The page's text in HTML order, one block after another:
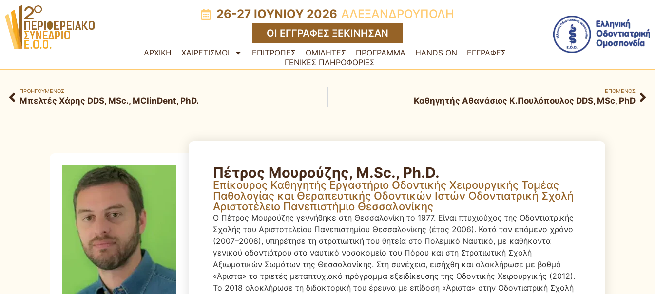
26-27 ΙΟΥΝΙΟΥ 2026 ΑΛΕΞΑΝΔΡΟΥΠΟΛΗ
ΟΙ ΕΓΓΡΑΦΕΣ ΞΕΚΙΝΗΣΑΝ
ΑΡΧΙΚΗ ΧΑΙΡΕΤΙΣΜΟΙ ΕΠΙΤΡΟΠΕΣ ΟΜΙΛΗΤΕΣ ΠΡΟΓΡΑΜΜΑ HANDS ON
ΕΓΓΡΑΦΕΣ
ΓΕΝΙΚΕΣ ΠΛΗΡΟΦΟΡΙΕΣ
ΠΡΟΗΓΟΥΜΕΝΟΣ
Μπελτές Χάρης DDS, MSc., MClinDent, PhD.
ΕΠΟΜΕΝΟΣ
Καθηγητής Αθανάσιος Κ.Πουλόπουλος DDS, MSc, PhD
Πέτρος Μουρούζης, M.Sc., Ph.D.
Επίκουρος Καθηγητής Εργαστήριο Οδοντικής Χειρουργικής Τομέας
Παθολογίας και Θεραπευτικής Οδοντικών Ιστών Οδοντιατρική Σχολή
Αριστοτέλειο Πανεπιστήμιο Θεσσαλονίκης
Ο Πέτρος Μουρούζης γεννήθηκε στη Θεσσαλονίκη το 1977. Είναι πτυχιούχος της Οδοντιατρικής
Σχολής του Αριστοτελείου Πανεπιστημίου Θεσσαλονίκης (έτος 2006). Κατά τον επόμενο χρόνο
(2007–2008), υπηρέτησε τη στρατιωτική του θητεία στο Πολεμικό Ναυτικό, με καθήκοντα
γενικού οδοντιάτρου στο ναυτικό νοσοκομείο του Πόρου και στη Στρατιωτική Σχολή
Αξιωματικών Σωμάτων της Θεσσαλονίκης. Στη συνέχεια, εισήχθη και ολοκλήρωσε με βαθμό
«Άριστα» το τριετές μεταπτυχιακό πρόγραμμα εξειδίκευσης της Οδοντικής Χειρουργικής (2012).
Το 2018 ολοκλήρωσε τη διδακτορική του έρευνα με επίδοση «Άριστα» στην Οδοντιατρική Σχολή